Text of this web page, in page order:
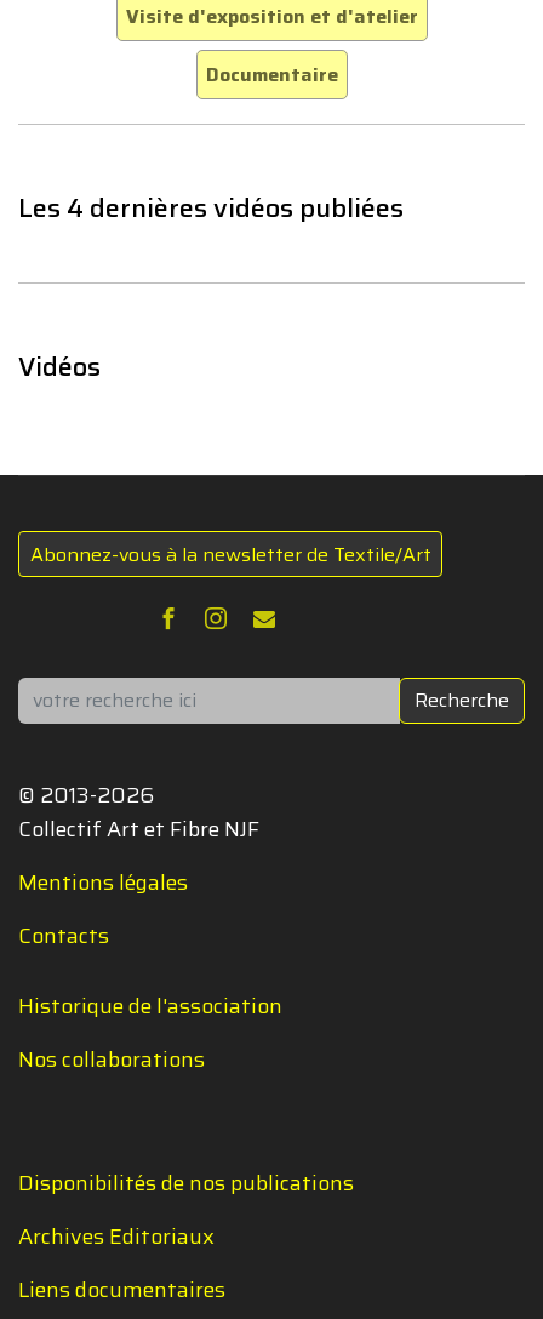
Visite d'exposition et d'atelier
Documentaire
Les 4 dernières vidéos publiées
Vidéos
Abonnez-vous à la newsletter de Textile/Art
Rechercher Recherche
© 2013-2026
Collectif Art et Fibre NJF
Mentions légales
Contacts
Historique de l'association
Nos collaborations
Disponibilités de nos publications
Archives Editoriaux
Liens documentaires